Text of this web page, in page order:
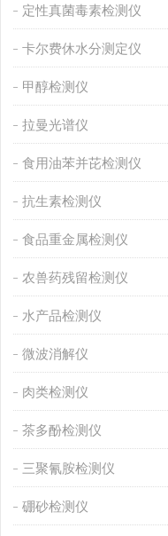
定性真菌毒素检测仪
卡尔费休水分测定仪
甲醇检测仪
拉曼光谱仪
食用油苯并芘检测仪
抗生素检测仪
食品重金属检测仪
农兽药残留检测仪
水产品检测仪
微波消解仪
肉类检测仪
茶多酚检测仪
三聚氰胺检测仪
硼砂检测仪